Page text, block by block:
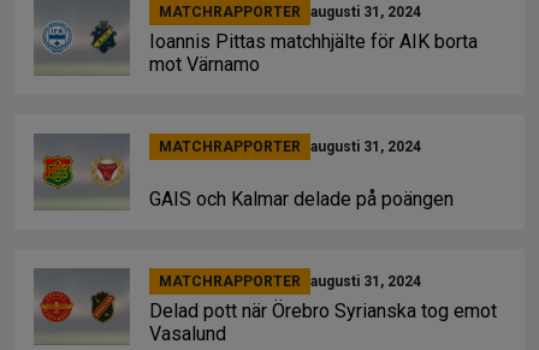
MATCHRAPPORTER augusti 31, 2024
Ioannis Pittas matchhjälte för AIK borta
mot Värnamo
MATCHRAPPORTER augusti 31, 2024
GAIS och Kalmar delade på poängen
MATCHRAPPORTER augusti 31, 2024
Delad pott när Örebro Syrianska tog emot
Vasalund